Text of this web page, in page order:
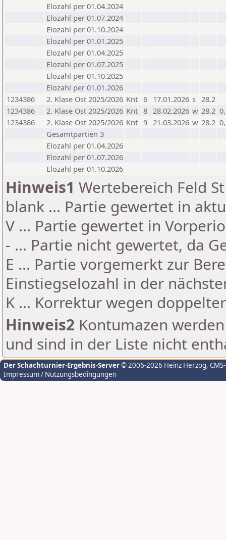
Elozahl per 01.04.2024
Elozahl per 01.07.2024
Elozahl per 01.10.2024
Elozahl per 01.01.2025
Elozahl per 01.04.2025
Elozahl per 01.07.2025
Elozahl per 01.10.2025
Elozahl per 01.01.2026
1234386
2. Klase Ost 2025/2026 Knt 6 17.01.2026 s 28.2
1234386
2. Klase Ost 2025/2026 Knt 8 28.02.2026 w 28.2
1234386
2. Klase Ost 2025/2026 Knt 9 21.03.2026 w 28.2
Gesamtpartien 3
Elozahl per 01.04.2026
Elozahl per 01.07.2026
Elozahl per 01.10.2026
Hinweis1 Wertebereich Feld
blank ... Partie gewertet in
V ... Partie gewertet in
- ... Partie nicht gewertet, da
E ... Partie vorgemerkt zur
Einstiegselozahl in der
K ... Korrektur wegen
Hinweis2 Kontumazen
und sind in der Liste nicht
Der Schachturnier-Ergebnis-Server© 2006-2026 Heinz Herzog,
Impressum / Nutzungsbedingungen